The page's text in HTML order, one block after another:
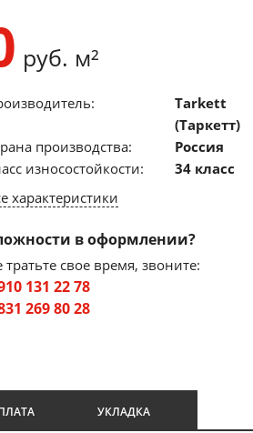
руб. м²
Tarkett
(Таркетт)
производства:
Россия
износостойкости:
34 класс
характеристики
в оформлении?
тратьте свое время, звоните:
131 22 78
269 80 28
УКЛАДКА